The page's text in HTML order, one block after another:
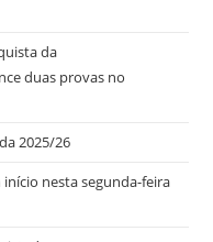
da
duas provas no
2025/26
nesta segunda-feira